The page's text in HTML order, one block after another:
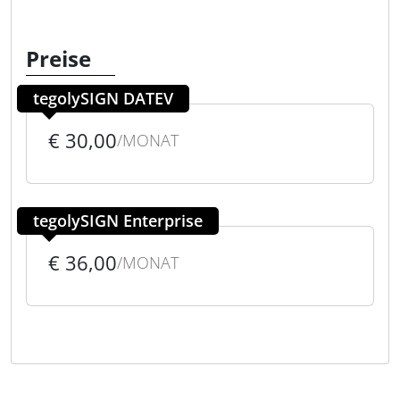
Preise
tegolySIGN DATEV
€ 30,00/MONAT
tegolySIGN Enterprise
€ 36,00/MONAT